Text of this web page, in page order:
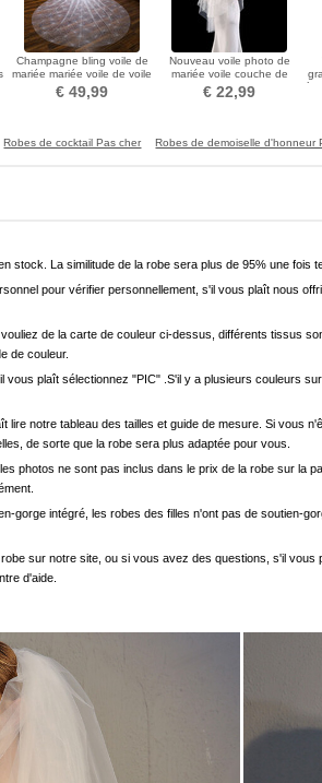
Champagne bling voile de
mariée mariée voile de voile
luxueux long voile
€ 49,99
Nouveau voile photo de
mariée voile couche de
voile court avec voile de
peigne voile simple
€ 22,99
à
Robes de cocktail Pas cher Robes de demoiselle d'honneur
stock. La similitude de la robe sera plus de 95% une fois
pour vérifier personnellement, s'il vous plaît nous
de la carte de couleur ci-dessus, différents tissus
de couleur.
vous plaît sélectionnez "PIC" .S'il y a plusieurs couleurs
lire notre tableau des tailles et guide de mesure. Si vous
de sorte que la robe sera plus adaptée pour vous.
photos ne sont pas inclus dans le prix de la robe sur la
gorge intégré, les robes des filles n'ont pas de soutien-
sur notre site, ou si vous avez des questions, s'il
d'aide.